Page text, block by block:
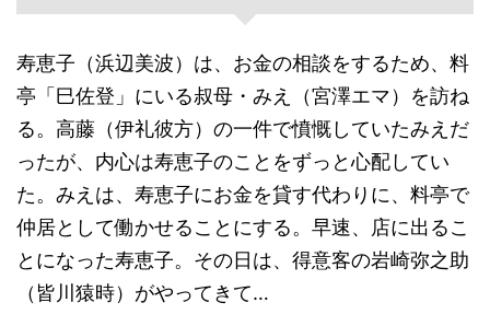
寿恵子（浜辺美波）は、お金の相談をするため、料
亭「巳佐登」にいる叔母・みえ（宮澤エマ）を訪ね
る。高藤（伊礼彼方）の一件で憤慨していたみえだ
ったが、内心は寿恵子のことをずっと心配してい
た。みえは、寿恵子にお金を貸す代わりに、料亭で
仲居として働かせることにする。早速、店に出るこ
とになった寿恵子。その日は、得意客の岩崎弥之助
（皆川猿時）がやってきて…